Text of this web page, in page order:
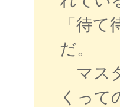
「待
だ。
マス
くって